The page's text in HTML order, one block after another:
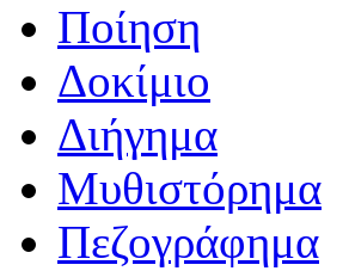
Ποίηση
Δοκίμιο
Διήγημα
Μυθιστόρημα
Πεζογράφημα